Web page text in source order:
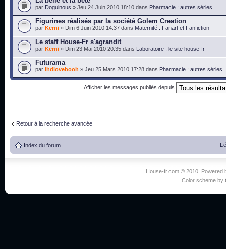
par Doguinous » Jeu 24 Juin 2010 18:10 dans Pharmacie : autres séries
Figurines réalisés par la société Golem Creation
par Kerni » Dim 6 Juin 2010 14:37 dans Maternité : Fanart et Fanfiction
Le staff House-Fr s'agrandit
par Kerni » Dim 23 Mai 2010 20:35 dans Laboratoire : le site house-fr
Futurama
par lhdlovebooh » Jeu 25 Mars 2010 17:28 dans Pharmacie : autres séries
Afficher les messages publiés depuis
Retour à la recherche avancée
Index du forum
House-fr.com © 2010. Powered
Color scheme by